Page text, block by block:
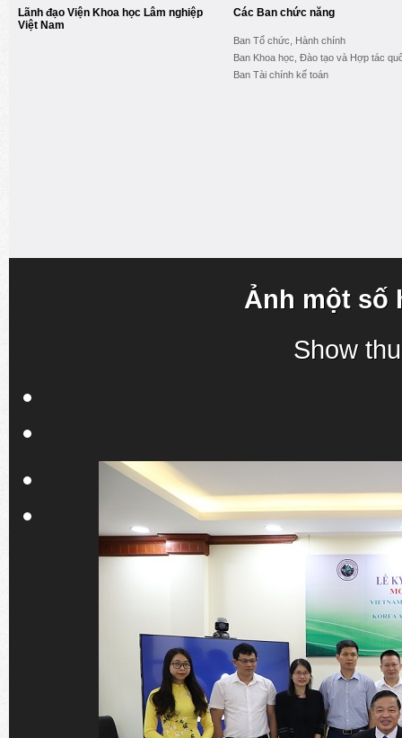
Lãnh đạo Viện Khoa học Lâm nghiệp
Việt Nam
Các Ban chức năng
Ban Tổ chức, Hành chính
Ban Khoa học, Đào tạo và Hợp tác
Ban Tài chính kế toán
Ảnh một số
Show